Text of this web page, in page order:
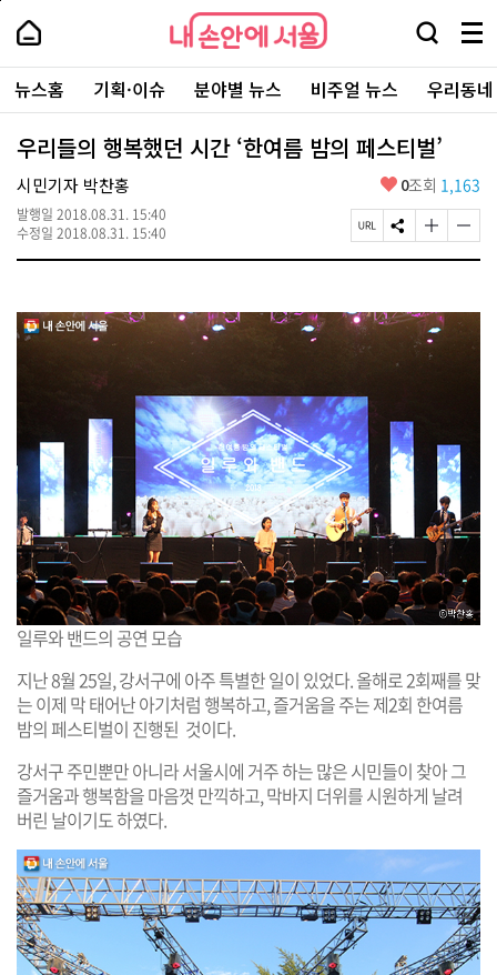
본
로
가
내
손
안
에
서
울
-
서
울
시
대
표
소
털
내
손
에
울
검
창
열
기
메
뉴
전
체
보
주
요
서
뉴스홈 기획·이슈 분야별 뉴스 비주얼 뉴스 우리동
우리들의 행복했던 시간 ‘한여름 밤의 페스티벌’
시민기자 박찬홍
발행일 2018.08.31. 15:40
수정일 2018.08.31. 15:40
좋
요
0조회 1,163
페
이
R
L
복
S
N
유
하
기
글
자
크
게
변
경
글
자
작
게
변
일루와 밴드의 공연 모습
지난 8월 25일, 강서구에 아주 특별한 일이 있었다. 올해로 2회째를 맞
는 이제 막 태어난 아기처럼 행복하고, 즐거움을 주는 제2회 한여름
밤의 페스티벌이 진행된 것이다.
강서구 주민뿐만 아니라 서울시에 거주 하는 많은 시민들이 찾아 그
즐거움과 행복함을 마음껏 만끽하고, 막바지 더위를 시원하게 날려
버린 날이기도 하였다.
페
상
단
로